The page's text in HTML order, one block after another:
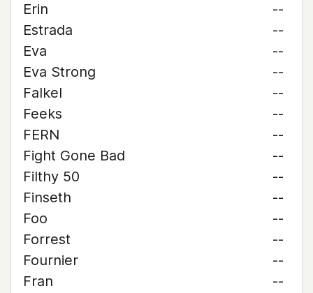
Erin
--
Estrada
--
Eva
--
Eva Strong
--
Falkel
--
Feeks
--
FERN
--
Fight Gone Bad
--
Filthy 50
--
Finseth
--
Foo
--
Forrest
--
Fournier
--
Fran
--